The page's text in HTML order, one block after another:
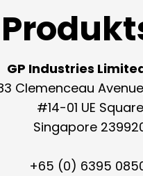
GP Industries
Clemenceau
#14-01 UE
Singapore
+65 (0) 6395